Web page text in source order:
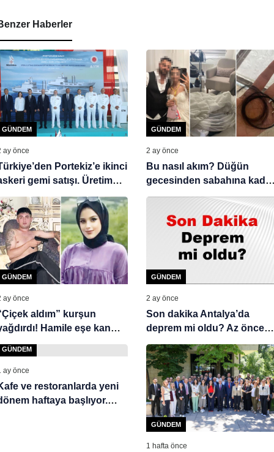
Haberler
GÜNDEM
ay önce
Portekiz’e ikinci
gemi satışı. Üretim
GÜNDEM
2 ay önce
Bu nasıl akım? Düğün
gecesinden sabahına kadar
eşiyle yaptıklarını paylaştı
GÜNDEM
ay önce
aldım” kurşun
Hamile eşe kan
tuzak
GÜNDEM
2 ay önce
Son dakika Antalya’da
deprem mi oldu? Az önce
deprem Antalya’da nerede
oldu? Antalya deprem
Kandilli ve AFAD son
depremler listesi 09 Haziran
2026
GÜNDEM
ay önce
ve restoranlarda yeni
haftaya başlıyor.
GÜNDEM
1 hafta önce